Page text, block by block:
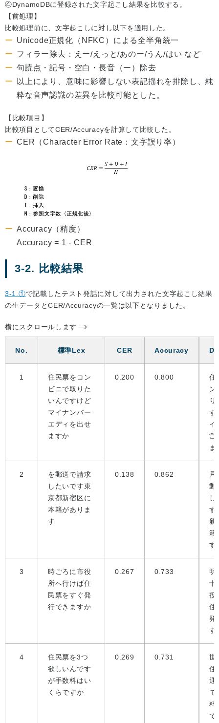
④DynamoDBに登録された文字起こし結果を比較する。
【前処理】
比較処理前に、文字起こしに対し以下を適用した。
Unicode正規化（NFKC）による全半角統一
フィラー除去：えー/えっと/あのー/うん/はい など
句読点・記号・空白・長音（ー）除去
以上により、意味に影響しない表記揺れを排除し、純
粋な音声認識の差異を比較可能とした。
【比較項目】
比較項目としてCER/Accuracyを計算して比較した。
CER（Character Error Rate：文字誤り率）
Accuracy（精度）
Accuracy = 1 - CER
3-2. 比較結果
3-1.①で記載したテスト発話に対して出力された文字起こし結果
の生データとCER/Accuracyの一覧は以下となりました。
横にスクロールします
No. 標準Lex CER Accuracy
1
住民票をコン
ビニで取りた
いんですけど
マイナンバー
エディを出せ
ますか
0.200 0.800
住
ン
り
す
イ
営
ま
2
を郵送で請求
したいです東
京都新宿区に
本籍がありま
す
0.138 0.862
戸
郵
し
す
新
籍
す
3
時ごろに市役
所へ行けば住
民票をすぐ発
行できますか
0.267 0.733
明
十
役
住
発
す
4
住民票を3つ
欲しいんです
が手数料はい
くらですか
0.269 0.731
世
住
通
で
料
で